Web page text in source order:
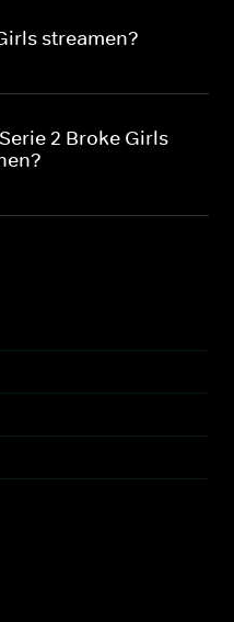
streamen?
2 Broke Girls